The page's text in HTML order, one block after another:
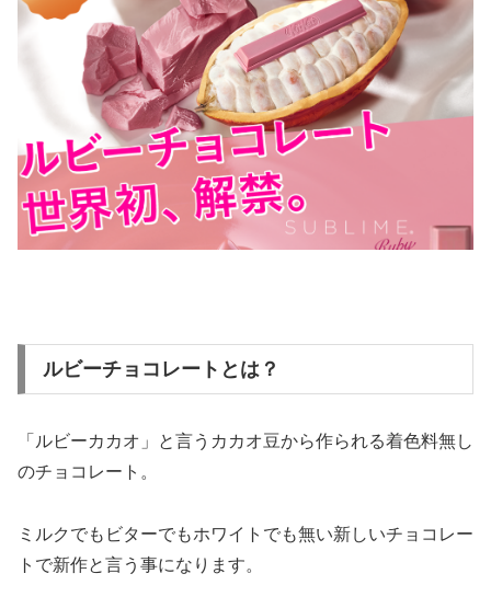
ルビーチョコレートとは？
「ルビーカカオ」と言うカカオ豆から作られる着色料無し
のチョコレート。
ミルクでもビターでもホワイトでも無い新しいチョコレー
トで新作と言う事になります。